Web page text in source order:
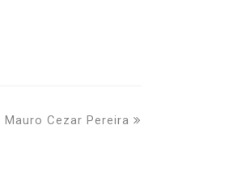
next
Mauro Cezar Pereira